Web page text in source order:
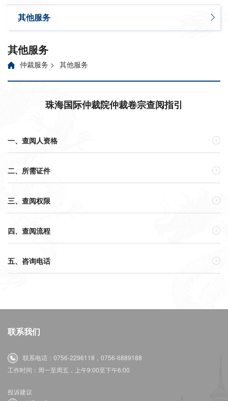
其他服务
其他服务
仲裁服务 > 其他服务
珠海国际仲裁院仲裁卷宗查阅指引
一、查阅人资格 
二、所需证件 
三、查阅权限 
四、查阅流程 
五、咨询电话 
联系我们
联系电话：0756-2296118，0756-6889188
工作时间：周一至周五，上午9:00至下午6:00
投诉建议